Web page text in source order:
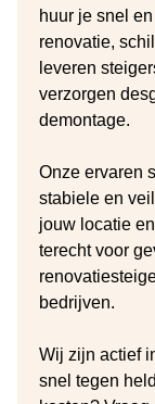
huur je snel
renovatie,
leveren
verzorgen
demontage.
Onze ervaren
stabiele en
jouw locatie
terecht voor
bedrijven.
Wij zijn actief
snel tegen